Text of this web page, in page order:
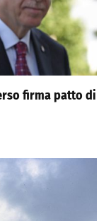
firma patto di